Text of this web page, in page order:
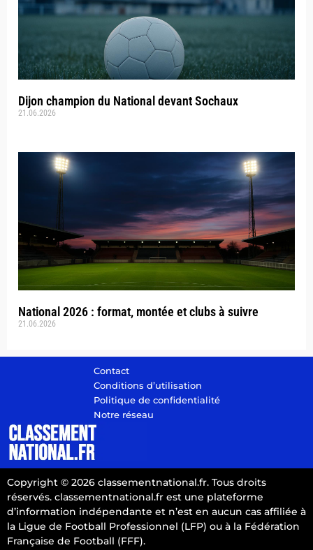
Dijon champion du National devant Sochaux
21.06.2026
National 2026 : format, montée et clubs à suivre
21.06.2026
Contact
Conditions d’utilisation
Politique de confidentialité
Notre réseau
Copyright © 2026 classementnational.fr. Tous droits
réservés. classementnational.fr est une plateforme
d’information indépendante et n’est en aucun cas affiliée à
la Ligue de Football Professionnel (LFP) ou à la Fédération
Française de Football (FFF).